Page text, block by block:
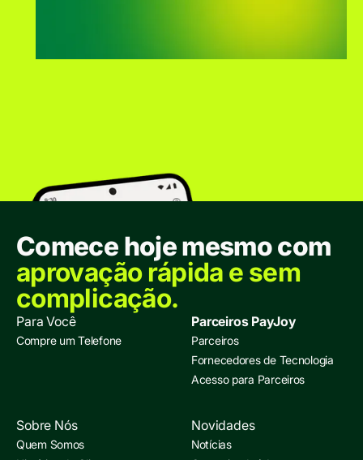
Comece hoje mesmo com
aprovação rápida e sem
complicação.
Para Você
Compre um Telefone
Parceiros PayJoy
Parceiros
Fornecedores de Tecnologia
Acesso para Parceiros
Sobre Nós
Quem Somos
Novidades
Notícias